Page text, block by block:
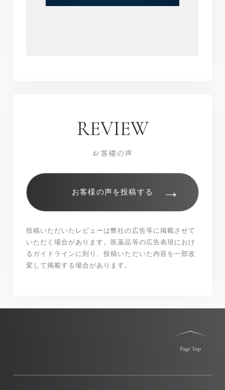
REVIEW
お客様の声
お客様の声を投稿する →
投稿いただいたレビューは弊社の広告等に掲載させて
いただく場合があります。医薬品等の広告表現におけ
るガイドラインに則り、投稿いただいた内容を一部改
変して掲載する場合があります。